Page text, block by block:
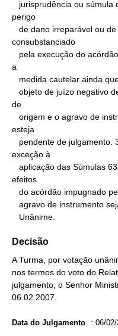
perigo
consubstanciado
a
de
esteja
exceção à
efeitos
   Unânime.
Decisão
A Turma, por votação
nos termos do voto do
julgamento, o Senhor
06.02.2007.
Data do Julgamento : 06/